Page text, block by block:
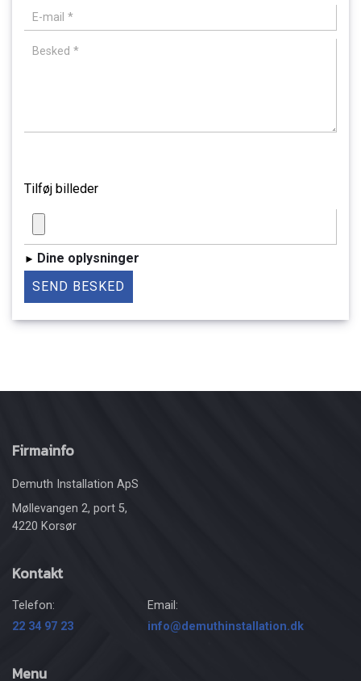
Tilføj billeder
Dine oplysninger
Firmainfo
Demuth Installation ApS
Møllevangen 2, port 5,
4220 Korsør
Kontakt
Telefon:
22 34 97 23
Email:
info@demuthinstallation.dk
Menu